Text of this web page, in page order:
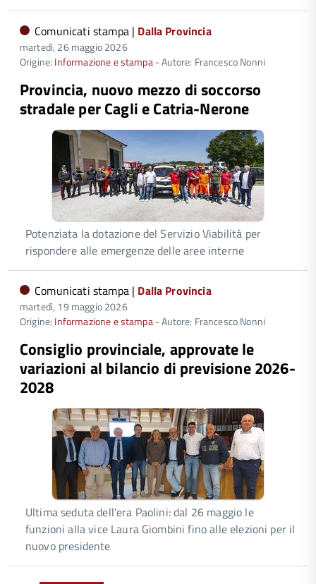
Comunicati stampa | Dalla Provincia
martedì, 26 maggio 2026
Origine: Informazione e stampa- Autore: Francesco Nonni
Provincia, nuovo mezzo di soccorso
stradale per Cagli e Catria-Nerone
Potenziata la dotazione del Servizio Viabilità per
rispondere alle emergenze delle aree interne
Comunicati stampa | Dalla Provincia
martedì, 19 maggio 2026
Origine: Informazione e stampa- Autore: Francesco Nonni
Consiglio provinciale, approvate le
variazioni al bilancio di previsione 2026-
2028
Ultima seduta dell’era Paolini: dal 26 maggio le
funzioni alla vice Laura Giombini fino alle elezioni per il
nuovo presidente